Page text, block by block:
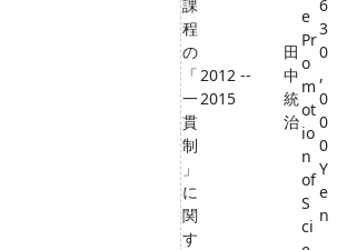
課
程
の
「
一
貫
制
」
に
関
す
2012 --
2015
田
中
統
治
e
Pr
o
m
ot
io
n
of
S
ci
6
3
0
,
0
0
0
Y
e
n